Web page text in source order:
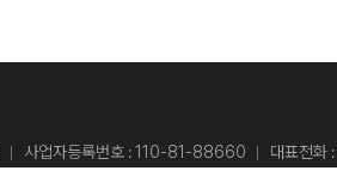
사업자등록번호 : 110-81-88660 대표전화 :